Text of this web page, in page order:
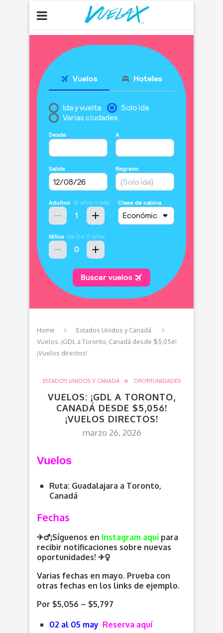
Home
Estados Unidos y Canadá
Vuelos: ¡GDL a Toronto, Canadá desde $5,056!
¡Vuelos directos!
ESTADOS UNIDOS Y CANADÁ OPORTUNIDADES
VUELOS: ¡GDL A TORONTO,
CANADÁ DESDE $5,056!
¡VUELOS DIRECTOS!
marzo 26, 2026
Vuelos
Ruta: Guadalajara a Toronto,
Canadá
Fechas
✈️‍♂️¡Síguenos en Instagram aquí para
recibir notificaciones sobre nuevas
oportunidades! ✈️
Varias fechas en mayo. Prueba con
otras fechas en los links de ejemplo.
Por $5,056 – $5,797
02 al 05 may Reserva aquí